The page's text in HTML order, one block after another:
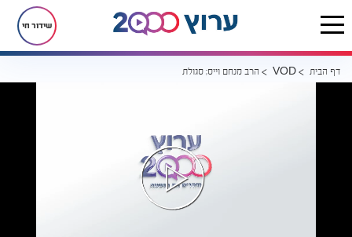
שידור חי
דף הבית VOD הרב מנחם וייס; סגולת הקטורת: "כך תטהרו את הבית מהשליליות"